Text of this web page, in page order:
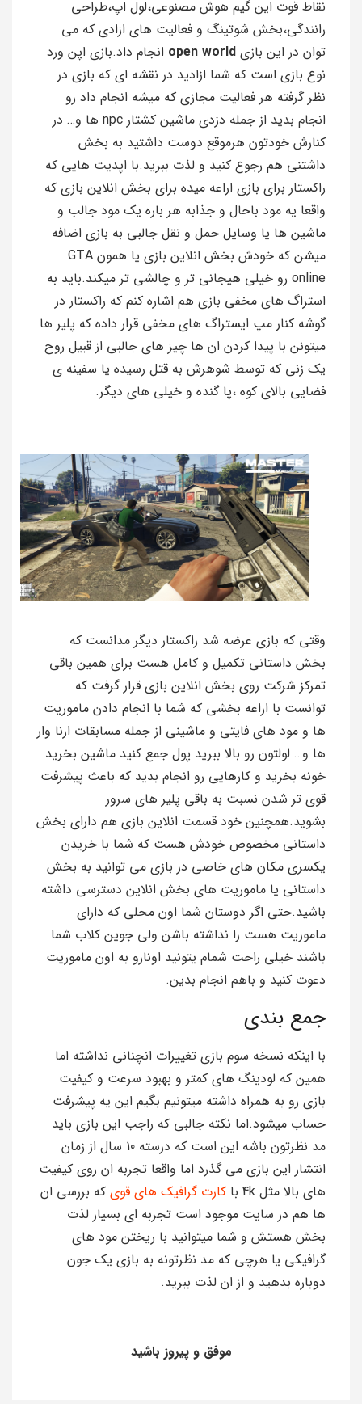
نقاط قوت این گیم هوش مصنوعی،لول اپ،طراحی
رانندگی،بخش شوتینگ و فعالیت های ازادی که می
توان در این بازی open world انجام داد.بازی اپن ورد
نوع بازی است که شما ازادید در نقشه ای که بازی در
نظر گرفته هر فعالیت مجازی که میشه انجام داد رو
انجام بدید از جمله دزدی ماشین کشتار npc ها و… در
کنارش خودتون هرموقع دوست داشتید به بخش
داشتنی هم رجوع کنید و لذت ببرید.با اپدیت هایی که
راکستار برای بازی اراعه میده برای بخش انلاین بازی که
واقعا یه مود باحال و جذابه هر باره یک مود جالب و
ماشین ها یا وسایل حمل و نقل جالبی به بازی اضافه
میشن که خودش بخش انلاین بازی یا همون GTA
online رو خیلی هیجانی تر و چالشی تر میکند.باید به
استراگ های مخفی بازی هم اشاره کنم که راکستار در
گوشه کنار مپ ایستراگ های مخفی قرار داده که پلیر ها
میتونن با پیدا کردن ان ها چیز های جالبی از قبیل روح
یک زنی که توسط شوهرش به قتل رسیده یا سفینه ی
فضایی بالای کوه ،پا گنده و خیلی های دیگر.
وقتی که بازی عرضه شد راکستار دیگر مدانست که
بخش داستانی تکمیل و کامل هست برای همین باقی
تمرکز شرکت روی بخش انلاین بازی قرار گرفت که
توانست با اراعه بخشی که شما با انجام دادن ماموریت
ها و مود های فایتی و ماشینی از جمله مسابقات ارنا وار
ها و… لولتون رو بالا ببرید پول جمع کنید ماشین بخرید
خونه بخرید و کارهایی رو انجام بدید که باعث پیشرفت
قوی تر شدن نسبت به باقی پلیر های سرور
بشوید.همچنین خود قسمت انلاین بازی هم دارای بخش
داستانی مخصوص خودش هست که شما با خریدن
یکسری مکان های خاصی در بازی می توانید به بخش
داستانی یا ماموریت های بخش انلاین دسترسی داشته
باشید.حتی اگر دوستان شما اون محلی که دارای
ماموریت هست را نداشته باشن ولی جوین کلاب شما
باشند خیلی راحت شمام یتونید اونارو به اون ماموریت
دعوت کنید و باهم انجام بدین.
جمع بندی
با اینکه نسخه سوم بازی تغییرات انچنانی نداشته اما
همین که لودینگ های کمتر و بهبود سرعت و کیفیت
بازی رو به همراه داشته میتونیم بگیم این یه پیشرفت
حساب میشود.اما نکته جالبی که راجب این بازی باید
مد نظرتون باشه این است که درسته 10 سال از زمان
انتشار این بازی می گذرد اما واقعا تجربه ان روی کیفیت
های بالا مثل 4k با
کارت گرافیک های قوی که بررسی ان
ها هم در سایت موجود است تجربه ای بسیار لذت
بخش هستش و شما میتوانید با ریختن مود های
گرافیکی یا هرچی که مد نظرتونه به بازی یک جون
دوباره بدهید و از ان لذت ببرید.
موفق و پیروز باشید